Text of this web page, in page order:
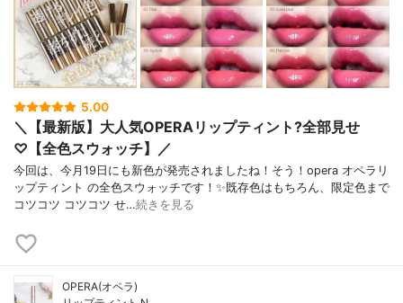
5.00
＼【最新版】大人気OPERAリップティント?全部見せ
♡【全色スウォッチ】／
今回は、今月19日にも新色が発売されましたね！そう！opera オペラリ
ップティント の全色スウォッチです！✨既存色はもちろん、限定色まで
コツコツ コツコツ せ…続きを見る
OPERA(オペラ)